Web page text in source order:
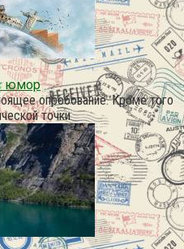
юмор
опробование. Кроме того
точки